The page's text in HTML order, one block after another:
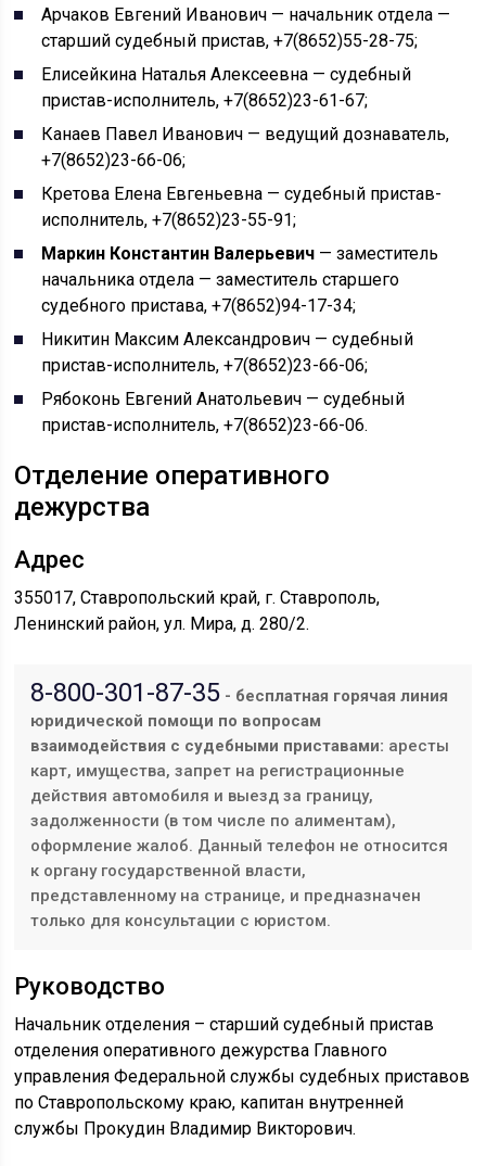
Арчаков Евгений Иванович — начальник отдела —
старший судебный пристав, +7(8652)55-28-75;
Елисейкина Наталья Алексеевна — судебный
пристав-исполнитель, +7(8652)23-61-67;
Канаев Павел Иванович — ведущий дознаватель,
+7(8652)23-66-06;
Кретова Елена Евгеньевна — судебный пристав-
исполнитель, +7(8652)23-55-91;
Маркин Константин Валерьевич — заместитель
начальника отдела — заместитель старшего
судебного пристава, +7(8652)94-17-34;
Никитин Максим Александрович — судебный
пристав-исполнитель, +7(8652)23-66-06;
Рябоконь Евгений Анатольевич — судебный
пристав-исполнитель, +7(8652)23-66-06.
Отделение оперативного
дежурства
Адрес
355017, Ставропольский край, г. Ставрополь,
Ленинский район, ул. Мира, д. 280/2.
8-800-301-87-35 - бесплатная горячая линия
юридической помощи по вопросам
взаимодействия с судебными приставами: аресты
карт, имущества, запрет на регистрационные
действия автомобиля и выезд за границу,
задолженности (в том числе по алиментам),
оформление жалоб. Данный телефон не относится
к органу государственной власти,
представленному на странице, и предназначен
только для консультации с юристом.
Руководство
Начальник отделения – старший судебный пристав
отделения оперативного дежурства Главного
управления Федеральной службы судебных приставов
по Ставропольскому краю, капитан внутренней
службы Прокудин Владимир Викторович.